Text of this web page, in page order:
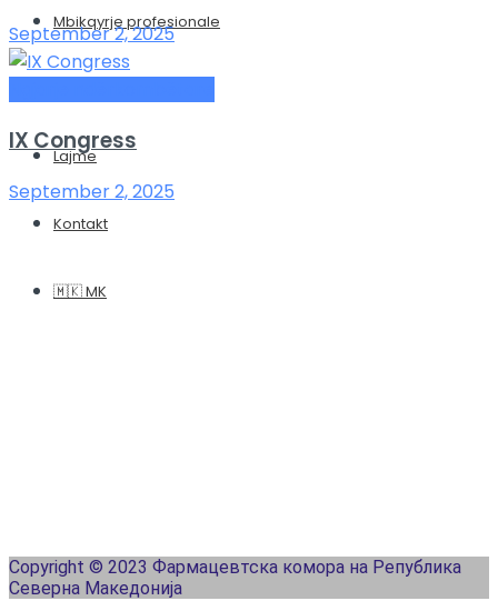
Mbikqyrje profesionale
Lajme
Kontakt
🇲🇰 MK
September 2, 2025
IX Congress
September 2, 2025
Copyright © 2023 Фармацевтска комора на Република
Северна Македонија